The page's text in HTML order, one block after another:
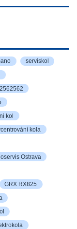
serviskol
kol
kola
Ostrava
GRX RX825